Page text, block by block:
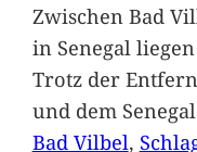
Zwischen Bad
in Senegal
Trotz der
und dem Senegal
Bad Vilbel,